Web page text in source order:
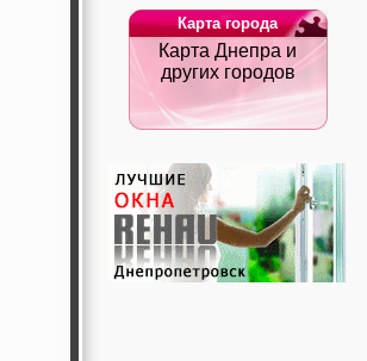
Карта города
Карта Днепра и
других городов